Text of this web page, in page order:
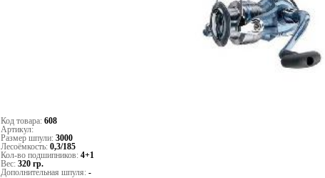
Код товара: 608
Артикул:
Размер шпули: 3000
Лесоёмкость: 0,3/185
Кол-во подшипников: 4+1
Вес: 320 гр.
Дополнительная шпуля: -